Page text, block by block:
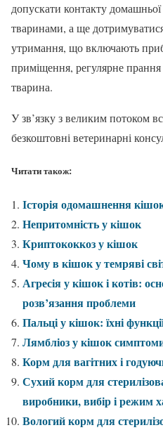
допускати контакту
тваринами, а ще
утримання, що включають
приміщення, регулярне
тварина.
У зв’язку з великим потоком
безкоштовні ветеринарні
Читати також:
Історія одомашнення
Непритомність у кішок
Криптококкоз у кішок
Чому в кішок у темряві
Агресія у кішок і котів:
розв’язання проблеми
Пальці у кішок: їхні
Лямбліоз у кішок
Корм для вагітних і
Сухий корм для
виробники, вибір і режим
Вологий корм для